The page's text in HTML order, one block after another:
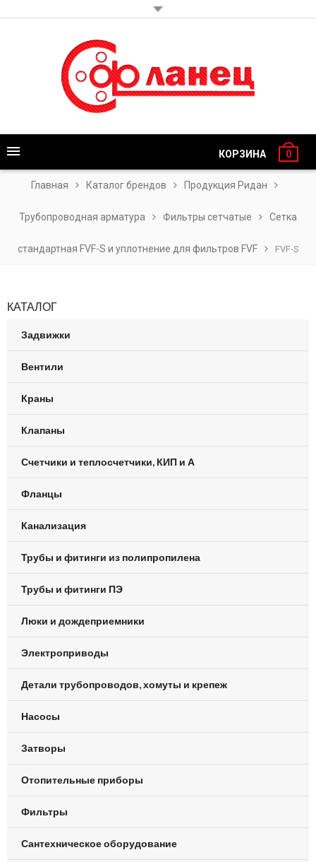
КОРЗИНА 0
Главная Каталог брендов Продукция Ридан
Трубопроводная арматура Фильтры сетчатые Сетка
стандартная FVF-S и уплотнение для фильтров FVF FVF-S
КАТАЛОГ
Задвижки
Вентили
Краны
Клапаны
Счетчики и теплосчетчики, КИП и А
Фланцы
Канализация
Трубы и фитинги из полипропилена
Трубы и фитинги ПЭ
Люки и дождеприемники
Электроприводы
Детали трубопроводов, хомуты и крепеж
Насосы
Затворы
Отопительные приборы
Фильтры
Сантехническое оборудование